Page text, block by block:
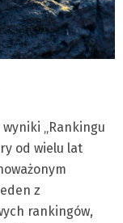
„Rankingu
od wielu lat
z
rankingów,